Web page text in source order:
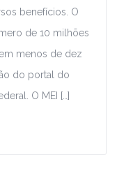
benefícios. O
de 10 milhões
menos de dez
do portal do
O MEI […]